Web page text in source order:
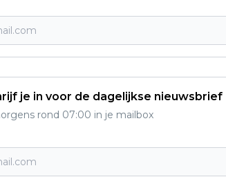
je in voor de dagelijkse nieuwsbrief
rond 07:00 in je mailbox